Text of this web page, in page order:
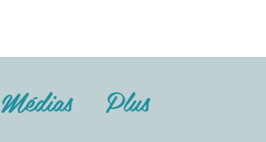
Médias Plus